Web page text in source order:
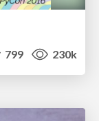
799 230k